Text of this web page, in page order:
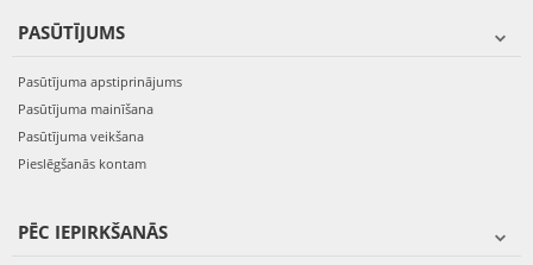
PASŪTĪJUMS
Pasūtījuma apstiprinājums
Pasūtījuma mainīšana
Pasūtījuma veikšana
Pieslēgšanās kontam
PĒC IEPIRKŠANĀS